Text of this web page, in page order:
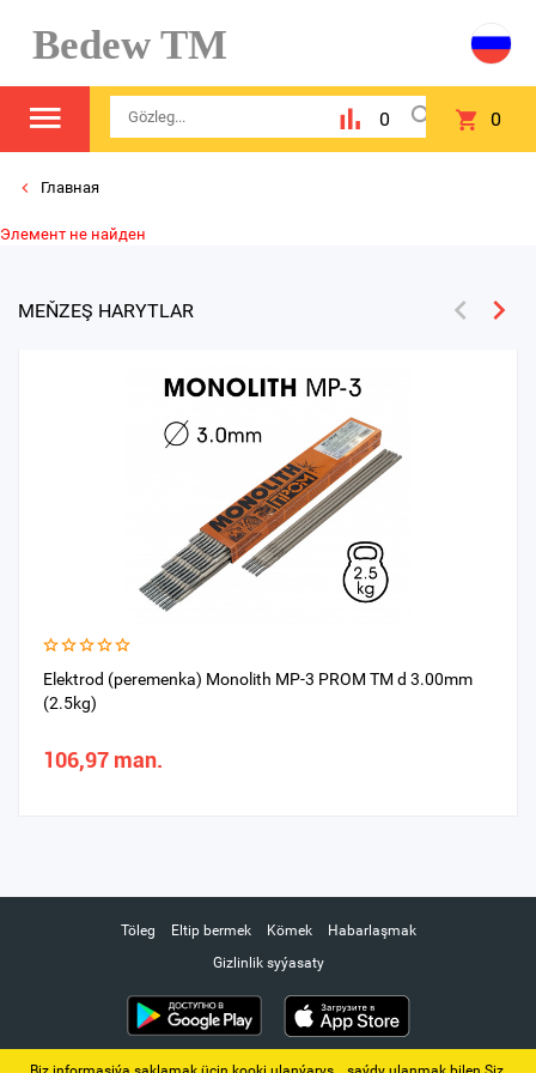
Bedew TM
0 0
Главная
Элемент не найден
MEŇZEŞ HARYTLAR
Elektrod (peremenka) Monolith MP-3 PROM TM d 3.00mm
(2.5kg)
106,97 man.
Töleg Eltip bermek Kömek
Habarlaşmak
Gizlinlik syýasaty